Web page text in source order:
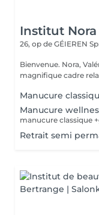
Institut Nora
26, op de GÉIEREN
Bienvenue. Nora, Valérie, Julie et Anaïs vous accueillent dans un
magnifique cadre
Manucure
Manucure
Retrait semi